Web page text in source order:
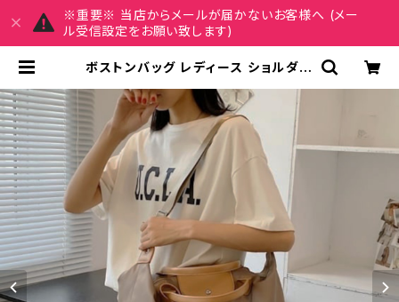
※重要※ 当店からメールが届かないお客様へ (メー
ル受信設定をお願い致します)
ボストンバッグ レディース ショルダー
グ マザーズバッグ 大容量バッグ バッ
ク シンプル ハンドバッグ ボストンバ
ック 肩掛け トラベル 旅行バック かば
ん シンプルトート ママバッグ 大容量
大きめ マザーズバッグ 旅行 通学 通
勤 大学生 女の子 A4 B4 ベージュグ
レー ブラック カレッジコーデ カジュ
アル デイリー デート お出かけ K-B0
021 | MY CHARM マイチャーム ワ
ンピース スカート レディースファッシ
ョン 通販